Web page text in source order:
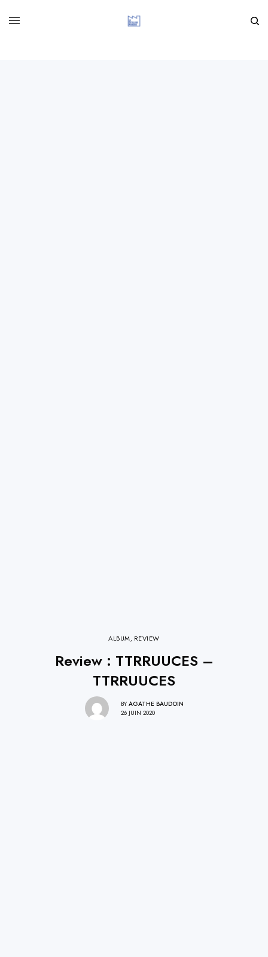
ALBUM, REVIEW
Review : TTRRUUCES –
TTRRUUCES
BY AGATHE BAUDOIN
26 JUIN 2020